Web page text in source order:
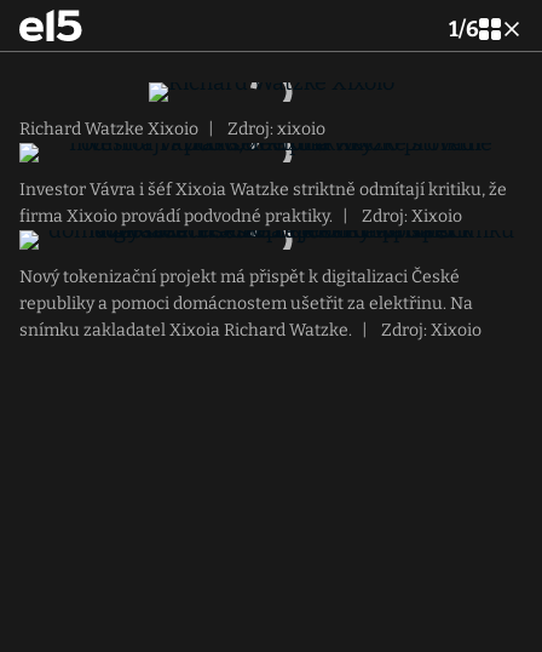
1/6
Richard Watzke Xixoio Zdroj: xixoio
Investor Vávra i šéf Xixoia Watzke striktně odmítají kritiku, že
firma Xixoio provádí podvodné praktiky.
Zdroj: Xixoio
Nový tokenizační projekt má přispět k digitalizaci České
republiky a pomoci domácnostem ušetřit za elektřinu. Na
snímku zakladatel Xixoia Richard Watzke.
Zdroj: Xixoio